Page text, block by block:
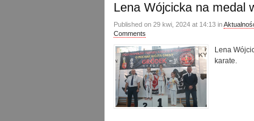
Lena Wójcicka na medal
Published on 29 kwi, 2024 at 14:13 in
Comments
Lena
karate.